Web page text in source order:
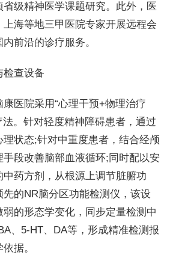
级精神医学课题研究。此外，医
上海等地三甲医院专家开展远程会
前沿的诊疗服务。
查设备
院采用“心理干预+物理治疗
法。针对轻度精神障碍患者，通过
状态;针对中重度患者，结合经颅
段改善脑部血液循环;同时配以安
药方剂，从根源上调节脏腑功
的NR脑分区功能检测仪，该设
的形态学变化，同步定量检测中
、5-HT、DA等，形成精准检测报
据。